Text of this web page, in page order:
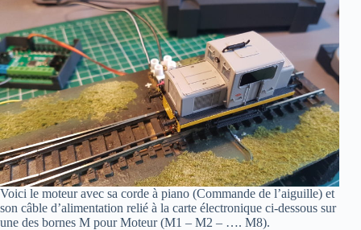
Voici le moteur avec sa corde à piano (Commande de l’aiguille) et
son câble d’alimentation relié à la carte électronique ci-dessous sur
une des bornes M pour Moteur (M1 – M2 – …. M8).